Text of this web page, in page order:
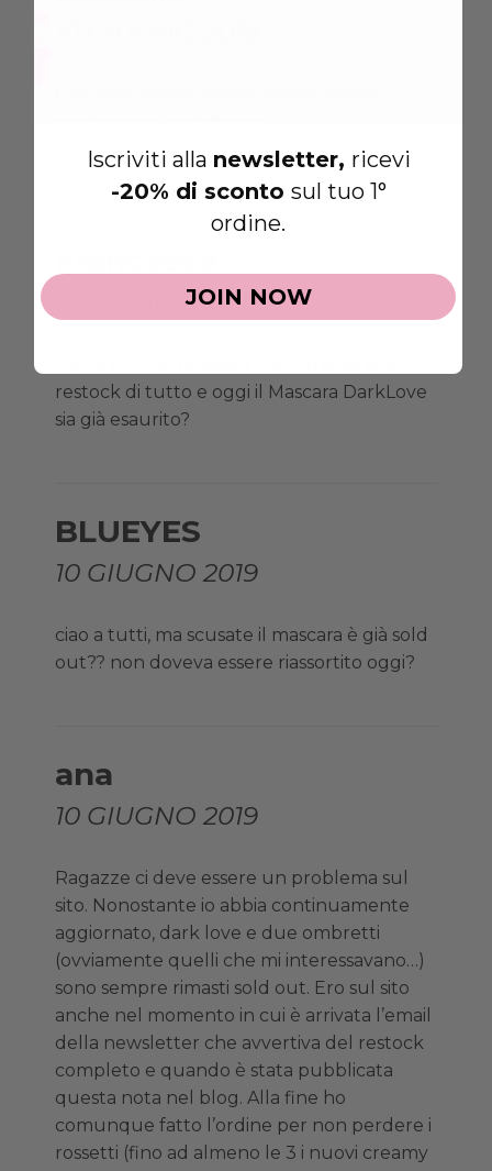
Grazie xxx
10 GIUGNO 2019
restock di tutto e oggi il Mascara DarkLove
sia già esaurito?
BLUEYES
10 GIUGNO 2019
ciao a tutti, ma scusate il mascara è già sold
out?? non doveva essere riassortito oggi?
ana
10 GIUGNO 2019
Ragazze ci deve essere un problema sul
sito. Nonostante io abbia continuamente
aggiornato, dark love e due ombretti
(ovviamente quelli che mi interessavano…)
sono sempre rimasti sold out. Ero sul sito
anche nel momento in cui è arrivata l’email
della newsletter che avvertiva del restock
completo e quando è stata pubblicata
questa nota nel blog. Alla fine ho
comunque fatto l’ordine per non perdere i
rossetti (fino ad almeno le 3 i nuovi creamy
Iscriviti alla newsletter, ricevi
-20% di sconto sul tuo 1°
ordine.
JOIN NOW